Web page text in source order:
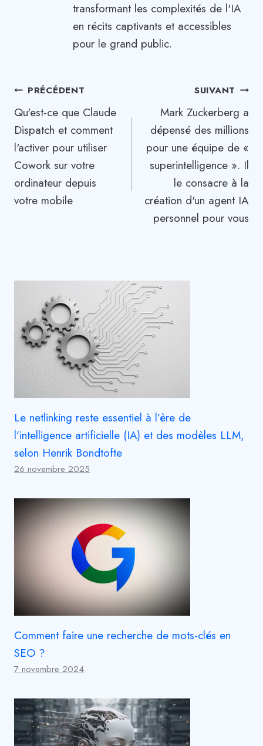
transformant les complexités de l'IA
en récits captivants et accessibles
pour le grand public.
Navigation
de
l’article
PRÉCÉDENT
Qu'est-ce que Claude
Dispatch et comment
l'activer pour utiliser
Cowork sur votre
ordinateur depuis
votre mobile
SUIVANT
Mark Zuckerberg a
dépensé des millions
pour une équipe de «
superintelligence ». Il
le consacre à la
création d'un agent IA
personnel pour vous
Le netlinking reste essentiel à l’ère de
l’intelligence artificielle (IA) et des modèles LLM,
selon Henrik Bondtofte
26 novembre 2025
Comment faire une recherche de mots-clés en
SEO ?
7 novembre 2024